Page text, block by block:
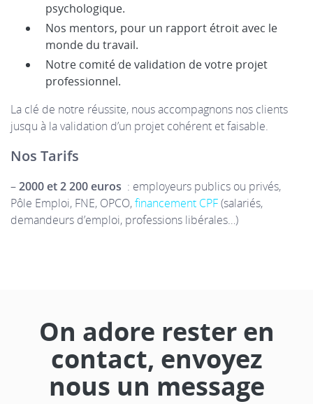
psychologique.
Nos mentors, pour un rapport étroit avec le
monde du travail.
Notre comité de validation de votre projet
professionnel.
La clé de notre réussite, nous accompagnons nos clients
jusqu à la validation d’un projet cohérent et faisable.
Nos Tarifs
–2000 et2 200 euros : employeurs publics ou privés,
Pôle Emploi, FNE, OPCO,financement CPF(salariés,
demandeurs d’emploi, professions libérales…)
On adore rester en
contact, envoyez
nous un message